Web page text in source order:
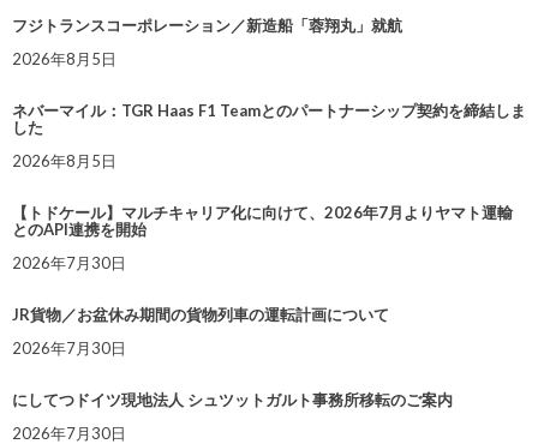
フジトランスコーポレーション／新造船「蓉翔丸」就航
2026年8月5日
ネバーマイル：TGR Haas F1 Teamとのパートナーシップ契約を締結しま
した
2026年8月5日
【トドケール】マルチキャリア化に向けて、2026年7月よりヤマト運輸
とのAPI連携を開始
2026年7月30日
JR貨物／お盆休み期間の貨物列車の運転計画について
2026年7月30日
にしてつドイツ現地法人 シュツットガルト事務所移転のご案内
2026年7月30日